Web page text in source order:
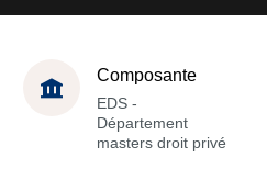
Composante
EDS -
Département
masters droit privé